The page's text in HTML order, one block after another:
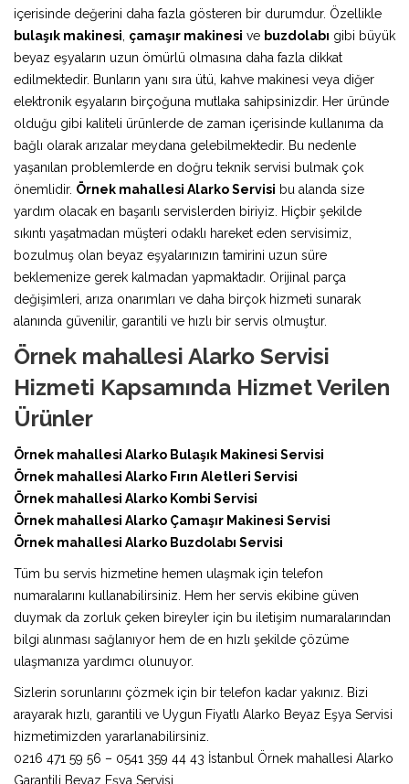
içerisinde değerini daha fazla gösteren bir durumdur. Özellikle
bulaşık makinesi çamaşır makinesi ve buzdolabı gibi büyük
beyaz eşyaların uzun ömürlü olmasına daha fazla dikkat
edilmektedir. Bunların yanı sıra ütü, kahve makinesi veya diğer
elektronik eşyaların birçoğuna mutlaka sahipsinizdir. Her üründe
olduğu gibi kaliteli ürünlerde de zaman içerisinde kullanıma da
bağlı olarak arızalar meydana gelebilmektedir. Bu nedenle
yaşanılan problemlerde en doğru teknik servisi bulmak çok
önemlidir. Örnek mahallesi Alarko Servisi bu alanda size
yardım olacak en başarılı servislerden biriyiz. Hiçbir şekilde
sıkıntı yaşatmadan müşteri odaklı hareket eden servisimiz,
bozulmuş olan beyaz eşyalarınızın tamirini uzun süre
beklemenize gerek kalmadan yapmaktadır. Orijinal parça
değişimleri, arıza onarımları ve daha birçok hizmeti sunarak
alanında güvenilir, garantili ve hızlı bir servis olmuştur.
Örnek mahallesi Alarko Servisi
Hizmeti Kapsamında Hizmet Verilen
Ürünler
Örnek mahallesi Alarko Bulaşık Makinesi Servisi
Örnek mahallesi Alarko Fırın Aletleri Servisi
Örnek mahallesi Alarko Kombi Servisi
Örnek mahallesi Alarko Çamaşır Makinesi Servisi
Örnek mahallesi Alarko Buzdolabı Servisi
Tüm bu servis hizmetine hemen ulaşmak için telefon
numaralarını kullanabilirsiniz. Hem her servis ekibine güven
duymak da zorluk çeken bireyler için bu iletişim numaralarından
bilgi alınması sağlanıyor hem de en hızlı şekilde çözüme
ulaşmanıza yardımcı olunuyor.
Sizlerin sorunlarını çözmek için bir telefon kadar yakınız. Bizi
arayarak hızlı, garantili ve Uygun Fiyatlı Alarko Beyaz Eşya Servisi
hizmetimizden yararlanabilirsiniz.
0216 471 59 56 – 0541 359 44 43 İstanbul Örnek mahallesi Alarko
Garantili Beyaz Eşya Servisi